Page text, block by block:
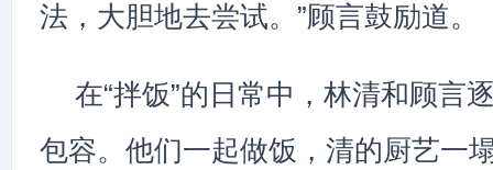
法，大胆地去尝试。”顾言鼓励道。
在“拌饭”的日常中，林清和顾言
包容。他们一起做饭，清的厨艺一